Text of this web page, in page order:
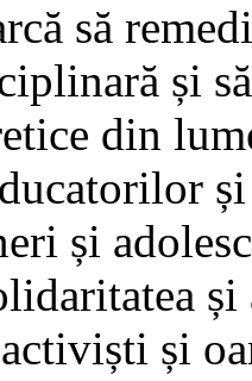
să
și
din
și
și